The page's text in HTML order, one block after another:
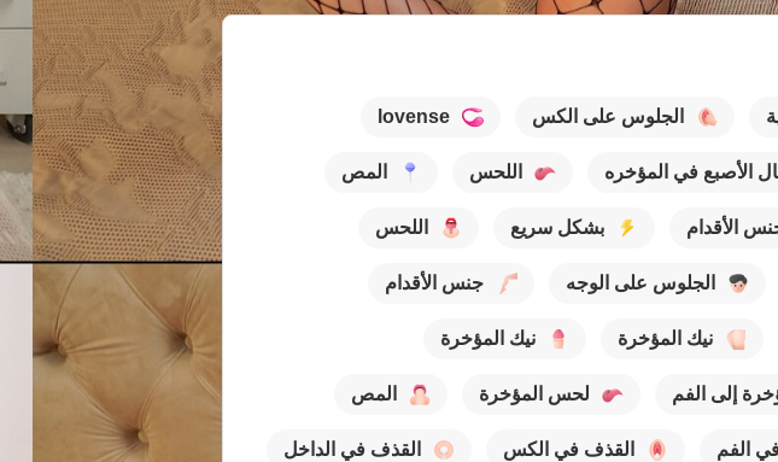
الجلوس على الكس lovense
الأصبع في المؤخره اللحس المص
الأقدام بشكل سريع اللحس
الجلوس على الوجه جنس الأقدام
نيك المؤخرة نيك المؤخرة
إلى الفم لحس المؤخرة المص
الفم القذف في الكس القذف في الداخل